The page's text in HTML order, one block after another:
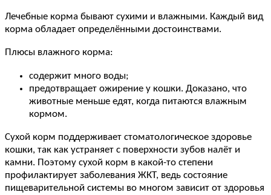
Лечебные корма бывают сухими и влажными. Каждый вид
корма обладает определёнными достоинствами.
Плюсы влажного корма:
содержит много воды;
предотвращает ожирение у кошки. Доказано, что
животные меньше едят, когда питаются влажным
кормом.
Сухой корм поддерживает стоматологическое здоровье
кошки, так как устраняет с поверхности зубов налёт и
камни. Поэтому сухой корм в какой-то степени
профилактирует заболевания ЖКТ, ведь состояние
пищеварительной системы во многом зависит от здоровья